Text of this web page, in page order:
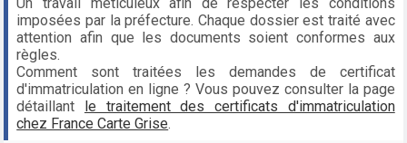
imposées par la préfecture. Chaque dossier est traité avec
attention afin que les documents soient conformes aux
règles.
Comment sont traitées les demandes de certificat
d'immatriculation en ligne ? Vous pouvez consulter la page
détaillant le traitement des certificats d'immatriculation
chez France Carte Grise.